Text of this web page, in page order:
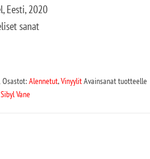
Eesti, 2020
sanat
Osastot:Alennetut,VinyylitAvainsanat tuotteelle
Sibyl Vane